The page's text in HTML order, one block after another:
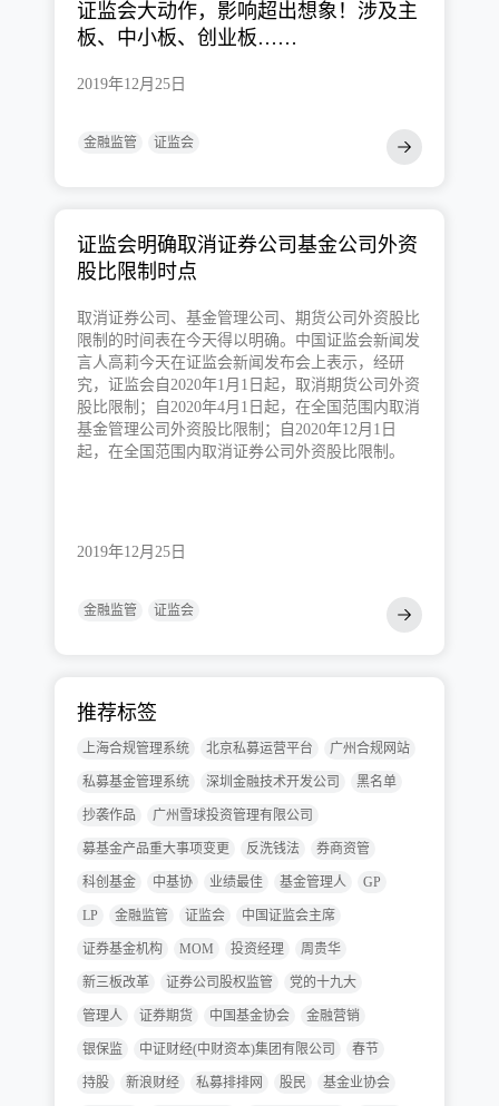
证监会大动作，影响超出想象！涉及主
板、中小板、创业板……
2019年12月25日
金融监管 证监会
证监会明确取消证券公司基金公司外资
股比限制时点
取消证券公司、基金管理公司、期货公司外资股比
限制的时间表在今天得以明确。中国证监会新闻发
言人高莉今天在证监会新闻发布会上表示，经研
究，证监会自2020年1月1日起，取消期货公司外资
股比限制；自2020年4月1日起，在全国范围内取消
基金管理公司外资股比限制；自2020年12月1日
起，在全国范围内取消证券公司外资股比限制。
2019年12月25日
金融监管 证监会
推荐标签
上海合规管理系统 北京私募运营平台 广州合规网站
私募基金管理系统 深圳金融技术开发公司 黑名单
抄袭作品 广州雪球投资管理有限公司
募基金产品重大事项变更 反洗钱法 券商资管
科创基金 中基协 业绩最佳 基金管理人 GP
LP 金融监管 证监会 中国证监会主席
证券基金机构 MOM 投资经理 周贵华
新三板改革 证券公司股权监管 党的十九大
管理人 证券期货 中国基金协会 金融营销
银保监 中证财经(中财资本)集团有限公司 春节
持股 新浪财经 私募排排网 股民 基金业协会